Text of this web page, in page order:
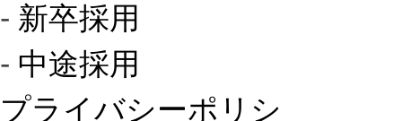
‐ 新卒採用
‐ 中途採用
プライバシーポリシ